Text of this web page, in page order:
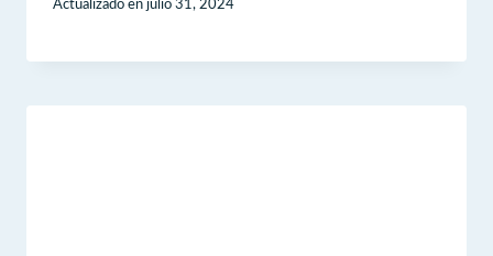
Actualizado en julio 31, 2024